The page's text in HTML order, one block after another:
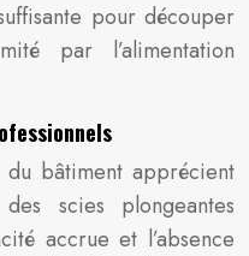
pour découper
par l’alimentation
du bâtiment apprécient
scies plongeantes
accrue et l’absence